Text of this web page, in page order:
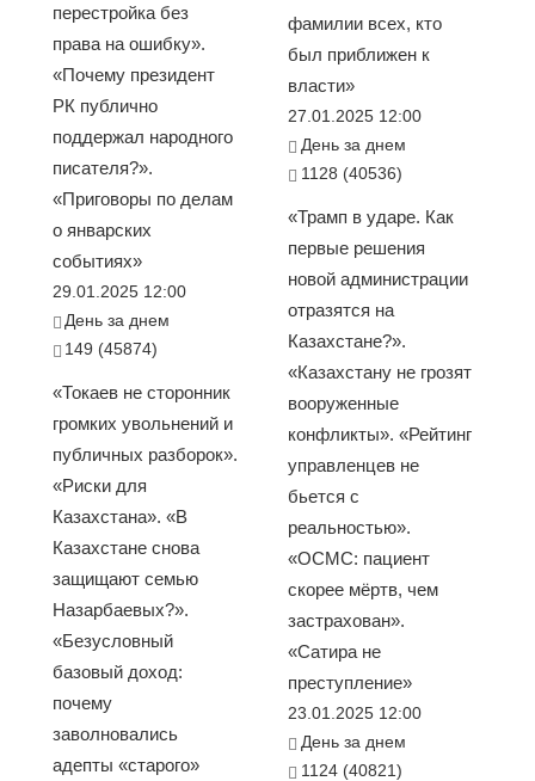
перестройка без
права на ошибку».
«Почему президент
РК публично
поддержал народного
писателя?».
«Приговоры по делам
о январских
событиях»
29.01.2025 12:00
День за днем
149 (45874)
«Токаев не сторонник
громких увольнений и
публичных разборок».
«Риски для
Казахстана». «В
Казахстане снова
защищают семью
Назарбаевых?».
«Безусловный
базовый доход:
почему
заволновались
адепты «старого»
фамилии всех, кто
был приближен к
власти»
27.01.2025 12:00
День за днем
1128 (40536)
«Трамп в ударе. Как
первые решения
новой администрации
отразятся на
Казахстане?».
«Казахстану не грозят
вооруженные
конфликты». «Рейтинг
управленцев не
бьется с
реальностью».
«ОСМС: пациент
скорее мёртв, чем
застрахован».
«Сатира не
преступление»
23.01.2025 12:00
День за днем
1124 (40821)